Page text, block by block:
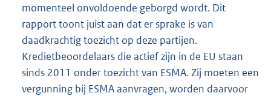
momenteel onvoldoende geborgd wordt. Dit
rapport toont juist aan dat er sprake is van
daadkrachtig toezicht op deze partijen.
Kredietbeoordelaars die actief zijn in de EU staan
sinds 2011 onder toezicht van ESMA. Zij moeten een
vergunning bij ESMA aanvragen, worden daarvoor